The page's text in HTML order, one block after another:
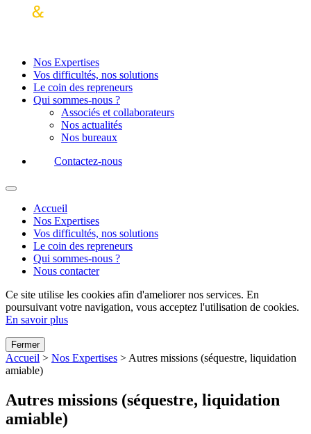
Nos Expertises
Vos difficultés, nos solutions
Le coin des repreneurs
Qui sommes-nous ?
Associés et collaborateurs
Nos actualités
Nos bureaux
Contactez-nous
Accueil
Nos Expertises
Vos difficultés, nos solutions
Le coin des repreneurs
Qui sommes-nous ?
Nous contacter
Ce site utilise les cookies afin d'ameliorer nos services. En
poursuivant votre navigation, vous acceptez l'utilisation de cookies.
En savoir plus
Fermer
Accueil > Nos Expertises > Autres missions (séquestre, liquidation
amiable)
Autres missions (séquestre, liquidation
amiable)